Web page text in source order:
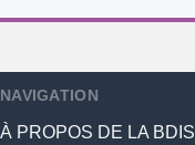
NAVIGATION
À PROPOS DE LA BDIS